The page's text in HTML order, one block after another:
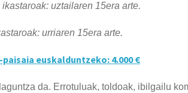
uztailaren 15era arte.
urriaren 15era arte.
euskalduntzeko: 4.000 €
da. Errotuluak, toldoak, ibilgailu